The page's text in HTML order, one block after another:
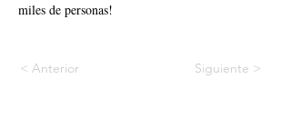
miles de personas!
< Anterior Siguiente >